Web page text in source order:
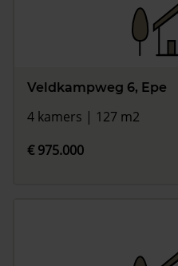
Veldkampweg 6, Epe
4 kamers | 127 m2
€ 975.000